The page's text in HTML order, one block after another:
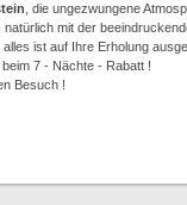
, die ungezwungene
mit der
ist auf Ihre Erholung
7 - Nächte - Rabatt !
Besuch !